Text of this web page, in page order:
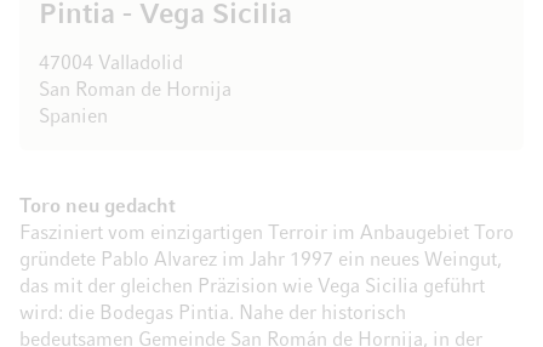
Pintia - Vega Sicilia
47004 Valladolid
San Roman de Hornija
Spanien
Toro neu gedacht
Fasziniert vom einzigartigen Terroir im Anbaugebiet Toro
gründete Pablo Alvarez im Jahr 1997 ein neues Weingut,
das mit der gleichen Präzision wie Vega Sicilia geführt
wird: die Bodegas Pintia. Nahe der historisch
bedeutsamen Gemeinde San Román de Hornija, in der